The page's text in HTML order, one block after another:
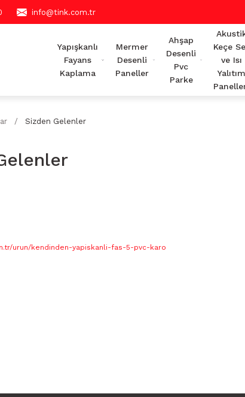
info@tink.com.tr
Yapışkanlı
Fayans
Kaplama
Mermer
Desenli
Paneller
Ahşap
Desenli
Pvc
Parke
Keçe
ve Isı
Yalıtım
Sizden Gelenler
urun/kendinden-yapiskanli-fas-5-pvc-karo